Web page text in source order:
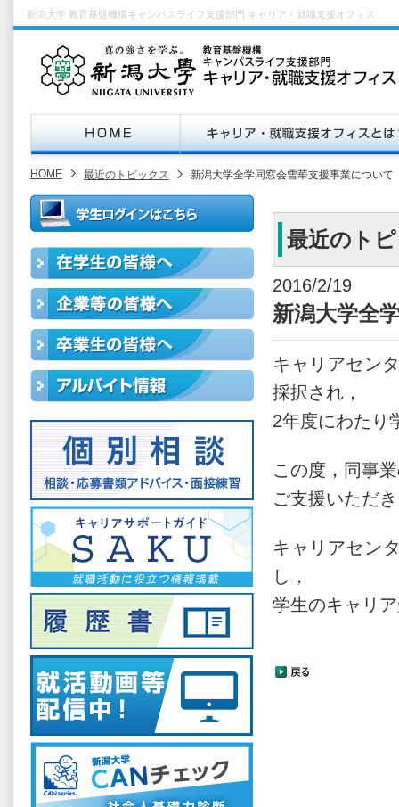
新潟大学 教育基盤機構キャンパスライフ支援部門 キャリア・就職支援オフィス
HOME 最近のトピックス 新潟大学全学同窓会雪華支援事業について
最近のト
2016/2/19
新潟大学全
キャリアセン
採択され，
2年度にわたり
この度，同事
ご支援いただ
キャリアセン
し，
学生のキャリ